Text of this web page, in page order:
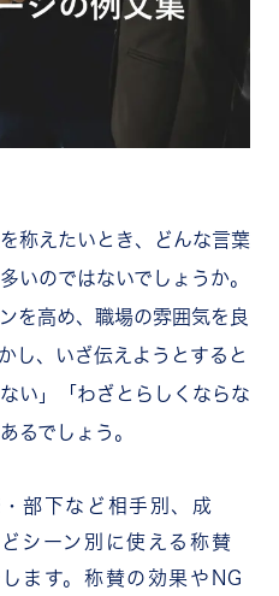
称えたいとき、どんな言葉
いのではないでしょうか。
を高め、職場の雰囲気を良
し、いざ伝えようとすると
い」「わざとらしくならな
るでしょう。
部下など相手別、成
シーン別に使える称賛
ます。称賛の効果やNG